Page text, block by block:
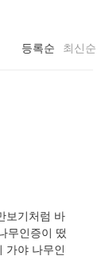
등록순 최신순
보기처럼 바
무인증이 떴
가야 나무인